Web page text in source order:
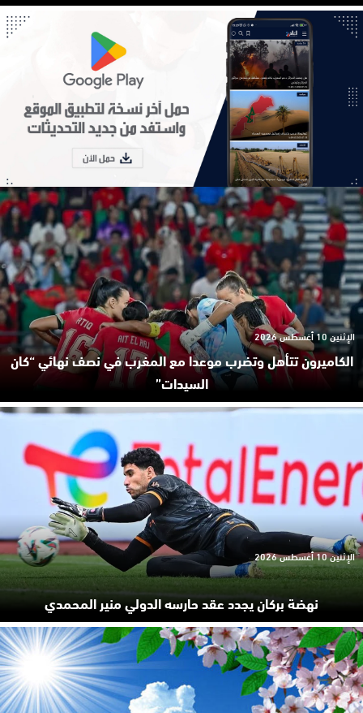
الكاميرون تتأهل وتضرب موعدا مع المغرب في نصف نهائي “كان
السيدات”
الإثنين 10 أغسطس 2026
نهضة بركان يجدد عقد حارسه الدولي منير المحمدي
الإثنين 10 أغسطس 2026